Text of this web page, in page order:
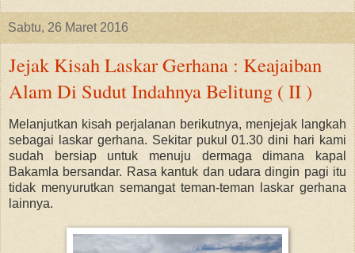
Sabtu, 26 Maret 2016
Jejak Kisah Laskar Gerhana : Keajaiban
Alam Di Sudut Indahnya Belitung ( II )
Melanjutkan kisah perjalanan berikutnya, menjejak langkah
sebagai laskar gerhana. Sekitar pukul 01.30 dini hari kami
sudah bersiap untuk menuju dermaga dimana kapal
Bakamla bersandar. Rasa kantuk dan udara dingin pagi itu
tidak menyurutkan semangat teman-teman laskar gerhana
lainnya.